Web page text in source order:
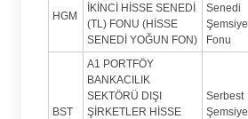
HGM
İKİNCİ HİSSE SENEDİ
(TL) FONU (HİSSE
SENEDİ YOĞUN FON)
Senedi
Şemsiye
Fonu
BST
A1 PORTFÖY
BANKACILIK
SEKTÖRÜ DIŞI
ŞİRKETLER HİSSE
Serbest
Şemsiye